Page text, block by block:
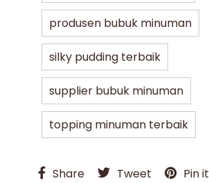
produsen bubuk minuman
silky pudding terbaik
supplier bubuk minuman
topping minuman terbaik
Share Tweet Pin it